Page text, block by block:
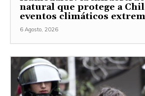
natural que protege a
eventos climáticos
6 Agosto, 2026